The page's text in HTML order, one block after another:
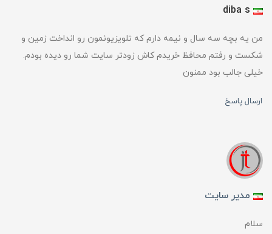
diba s
من یه بچه سه سال و نیمه دارم که تلویزیونمون رو انداخت زمین و
شکست و رفتم محافظ خریدم کاش زودتر سایت شما رو دیده بودم.
خیلی جالب بود ممنون
ارسال پاسخ
مدیر سایت
سلام